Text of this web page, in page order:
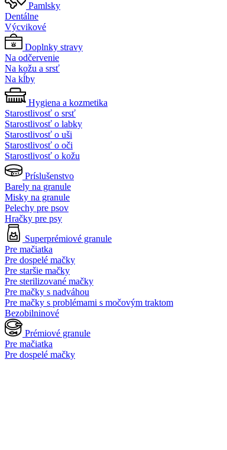
Pamlsky
Dentálne
Výcvikové
Doplnky stravy
Na odčervenie
Na kožu a srsť
Na kĺby
Hygiena a kozmetika
Starostlivosť o srsť
Starostlivosť o labky
Starostlivosť o uši
Starostlivosť o oči
Starostlivosť o kožu
Príslušenstvo
Barely na granule
Misky na granule
Pelechy pre psov
Hračky pre psy
Superprémiové granule
Pre mačiatka
Pre dospelé mačky
Pre staršie mačky
Pre sterilizované mačky
Pre mačky s nadváhou
Pre mačky s problémami s močovým traktom
Bezobilninové
Prémiové granule
Pre mačiatka
Pre dospelé mačky